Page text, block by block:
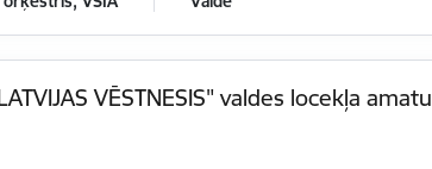
VĒSTNESIS" valdes locekļa amatu